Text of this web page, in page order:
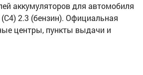
аккумуляторов для автомобиля
2.3 (бензин). Официальная
центры, пункты выдачи и